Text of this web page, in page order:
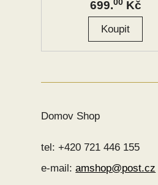
699. Kč
Domov Shop
tel: +420 721 446 155
e-mail:amshop@post.cz